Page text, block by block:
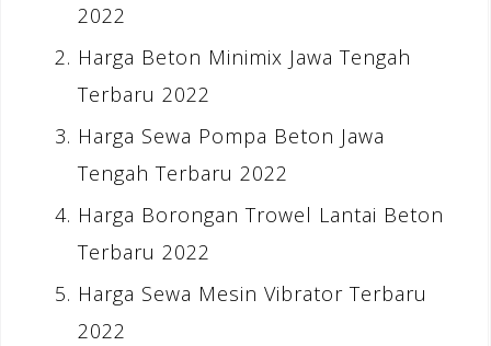
2022
Harga Beton Minimix Jawa Tengah
Terbaru 2022
Harga Sewa Pompa Beton Jawa
Tengah Terbaru 2022
Harga Borongan Trowel Lantai Beton
Terbaru 2022
Harga Sewa Mesin Vibrator Terbaru
2022